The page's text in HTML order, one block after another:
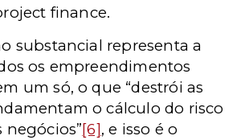
finance.
substancial representa a
os empreendimentos
um só, o que “destrói as
o cálculo do risco
[6], e isso é o